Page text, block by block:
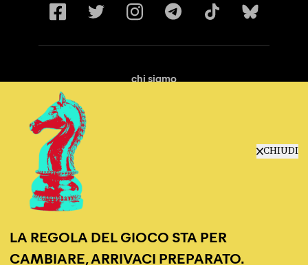
CHIUDI
LA REGOLA DEL GIOCO STA PER
CAMBIARE, ARRIVACI PREPARATO.
chi siamo